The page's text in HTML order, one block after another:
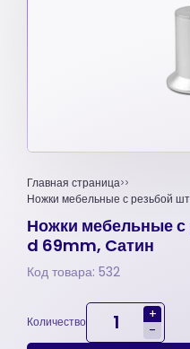
Главная страница
Ножки мебельные с резьбой
Ножки мебельные
d 69mm, Cатин
Код товара: 532
Количество
+
-